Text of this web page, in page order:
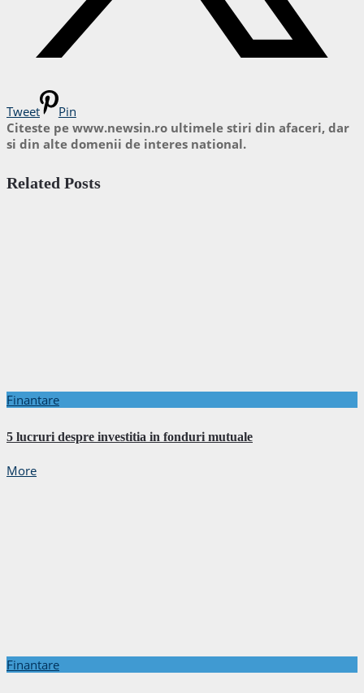
Tweet
Pin
Citeste pe www.newsin.ro ultimele stiri din afaceri, dar
si din alte domenii de interes national.
Related Posts
Finantare
5 lucruri despre investitia in fonduri mutuale
More
Finantare